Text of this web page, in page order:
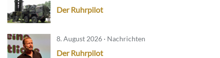
Der Ruhrpilot
8. August 2026 · Nachrichten
Der Ruhrpilot